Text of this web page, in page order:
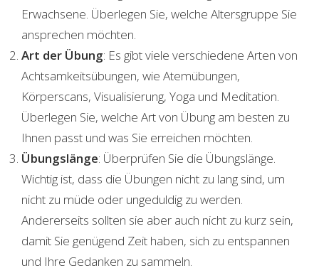
Erwachsene. Überlegen Sie, welche Altersgruppe Sie
ansprechen möchten.
Art der Übung: Es gibt viele verschiedene Arten von
Achtsamkeitsübungen, wie Atemübungen,
Körperscans, Visualisierung, Yoga und Meditation.
Überlegen Sie, welche Art von Übung am besten zu
Ihnen passt und was Sie erreichen möchten.
Übungslänge: Überprüfen Sie die Übungslänge.
Wichtig ist, dass die Übungen nicht zu lang sind, um
nicht zu müde oder ungeduldig zu werden.
Andererseits sollten sie aber auch nicht zu kurz sein,
damit Sie genügend Zeit haben, sich zu entspannen
und Ihre Gedanken zu sammeln.